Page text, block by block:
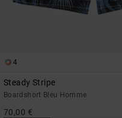
4
Steady Stripe
Boardshort Bleu Homme
70,00 €